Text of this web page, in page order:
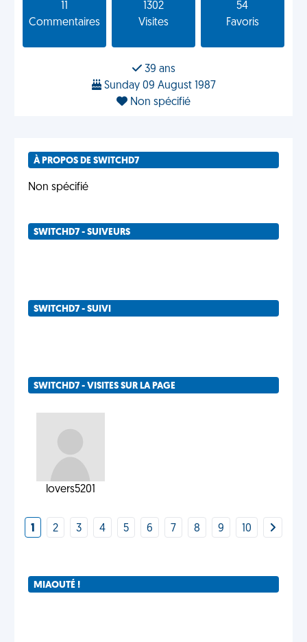
Commentaires
1302
Visites
54
Favoris
39 ans
Sunday 09 August 1987
Non spécifié
À PROPOS DE SWITCHD7
Non spécifié
SWITCHD7 - SUIVEURS
SWITCHD7 - SUIVI
SWITCHD7 - VISITES SUR LA PAGE
lovers5201
1 2 3 4 5 6 7 8 9 10
MIAOUTÉ !